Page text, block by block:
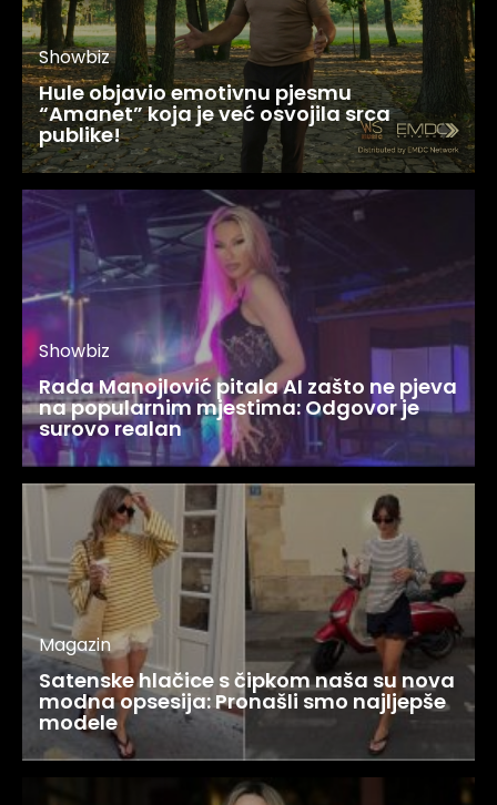
Showbiz
Hule objavio emotivnu pjesmu
“Amanet” koja je već osvojila srca
publike!
Showbiz
Rada Manojlović pitala AI zašto ne pjeva
na popularnim mjestima: Odgovor je
surovo realan
Magazin
Satenske hlačice s čipkom naša su nova
modna opsesija: Pronašli smo najljepše
modele